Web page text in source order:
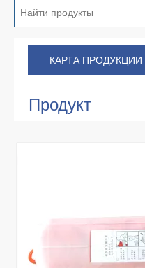
КАРТА ПРОДУКЦИИ
Продукт